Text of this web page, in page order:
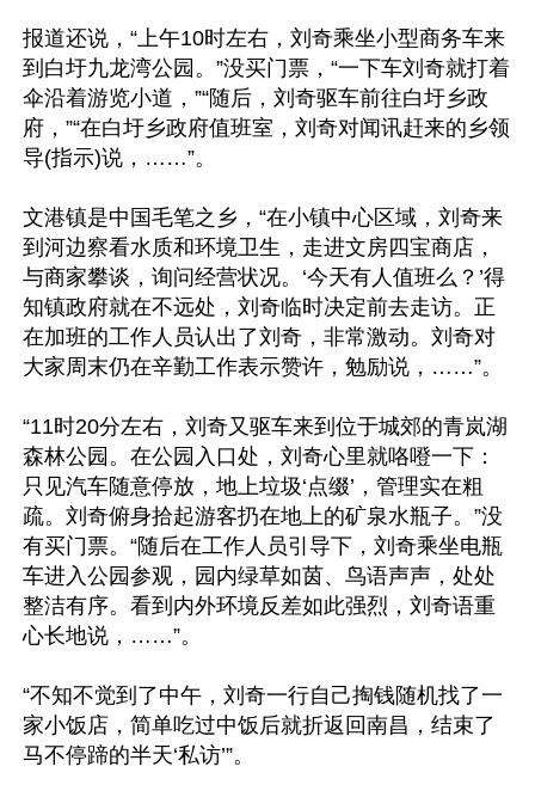
报道还说，“上午10时左右，刘奇乘坐小型商务车来
到白圩九龙湾公园。”没买门票，“一下车刘奇就打着
伞沿着游览小道，”“随后，刘奇驱车前往白圩乡政
府，”“在白圩乡政府值班室，刘奇对闻讯赶来的乡领
导(指示)说，……”。
文港镇是中国毛笔之乡，“在小镇中心区域，刘奇来
到河边察看水质和环境卫生，走进文房四宝商店，
与商家攀谈，询问经营状况。‘今天有人值班么？’得
知镇政府就在不远处，刘奇临时决定前去走访。正
在加班的工作人员认出了刘奇，非常激动。刘奇对
大家周末仍在辛勤工作表示赞许，勉励说，……”。
“11时20分左右，刘奇又驱车来到位于城郊的青岚湖
森林公园。在公园入口处，刘奇心里就咯噔一下：
只见汽车随意停放，地上垃圾‘点缀’，管理实在粗
疏。刘奇俯身拾起游客扔在地上的矿泉水瓶子。”没
有买门票。“随后在工作人员引导下，刘奇乘坐电瓶
车进入公园参观，园内绿草如茵、鸟语声声，处处
整洁有序。看到内外环境反差如此强烈，刘奇语重
心长地说，……”。
“不知不觉到了中午，刘奇一行自己掏钱随机找了一
家小饭店，简单吃过中饭后就折返回南昌，结束了
马不停蹄的半天‘私访’”。